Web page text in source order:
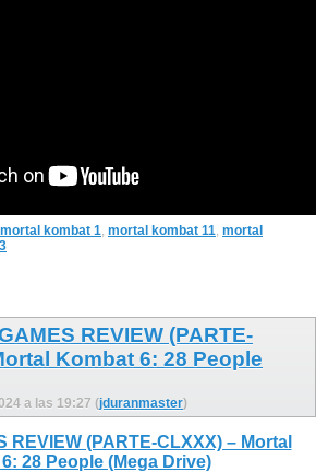
mortal kombat 1, mortal kombat 11, mortal
REVIEW (PARTE-
Kombat 6: 28 People
a las 19:27 (jduranmaster)
REVIEW (PARTE-CLXXX) – Mortal
28 People (Mega Drive)